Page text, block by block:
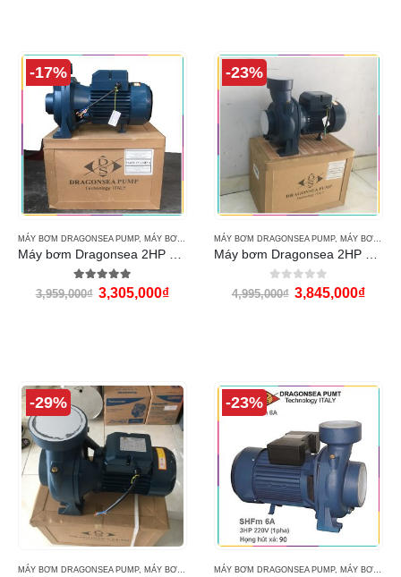
-17%
MÁY BƠM DRAGONSEA PUMP, MÁY BƠM NƯỚC
Máy bơm Dragonsea 2HP họng 60 (SHFm5AM)
5.00 out of 5
3,959,000₫ 3,305,000₫
-23%
MÁY BƠM DRAGONSEA PUMP, MÁY BƠM NƯỚC
Máy bơm Dragonsea 2HP họng 90
0out of 5
4,995,000₫ 3,845,000₫
-29%
MÁY BƠM DRAGONSEA PUMP, MÁY BƠM NƯỚC
-23%
MÁY BƠM DRAGONSEA PUMP, MÁY BƠM NƯỚC